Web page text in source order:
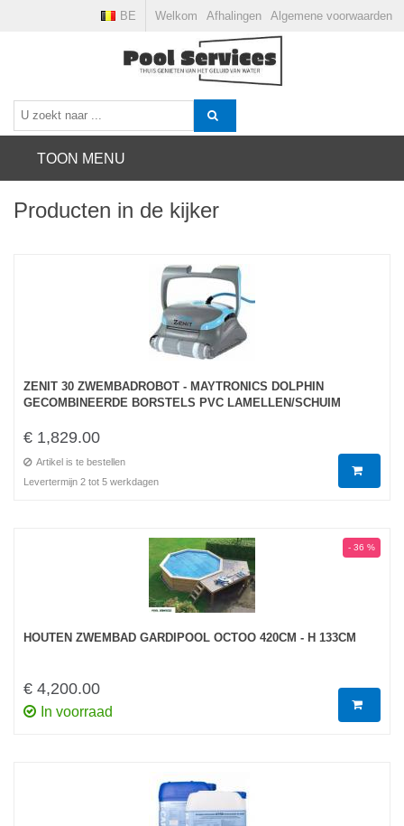
Welkom Afhalingen Algemene voorwaarden
BE
TOON MENU
Producten in de kijker
ZENIT 30 ZWEMBADROBOT - MAYTRONICS DOLPHIN
GECOMBINEERDE BORSTELS PVC LAMELLEN/SCHUIM
€ 1,829.00
Artikel is te bestellen
Levertermijn 2 tot 5 werkdagen
- 36 %
HOUTEN ZWEMBAD GARDIPOOL OCTOO 420CM - H 133CM
€ 4,200.00
In voorraad